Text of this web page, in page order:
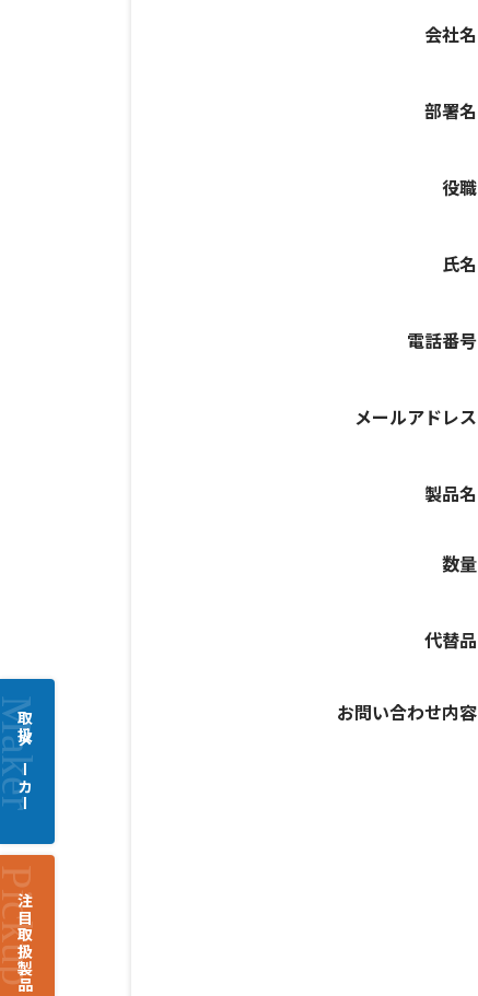
会社名
部署名
役職
氏名
電話番号
メールアドレス
製品名
数量
代替品
お問い合わせ内容
取扱メーカー
注目取扱製品